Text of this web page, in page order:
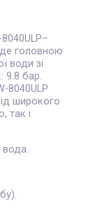
де головною
води зі
9.8 бар.
8040ULP
широкого
так і
вода.